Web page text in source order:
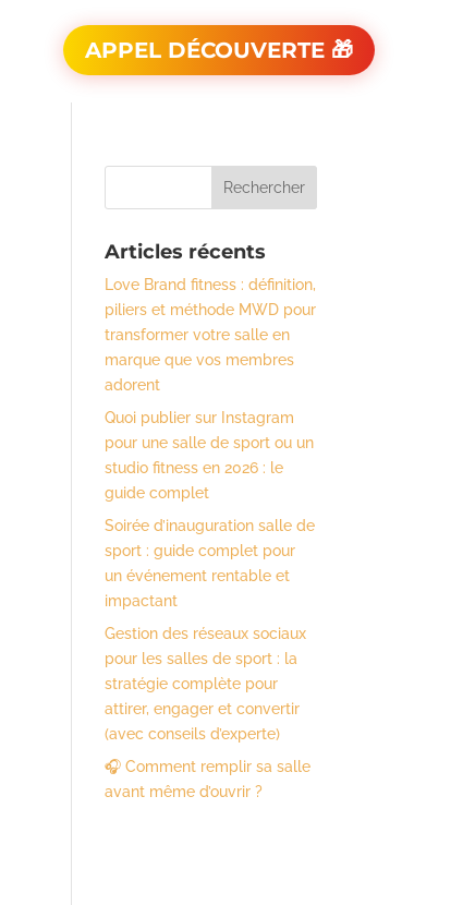
APPEL DÉCOUVERTE 🎁
Articles récents
Love Brand fitness : définition,
piliers et méthode MWD pour
transformer votre salle en
marque que vos membres
adorent
Quoi publier sur Instagram
pour une salle de sport ou un
studio fitness en 2026 : le
guide complet
Soirée d’inauguration salle de
sport : guide complet pour
un événement rentable et
impactant
Gestion des réseaux sociaux
pour les salles de sport : la
stratégie complète pour
attirer, engager et convertir
(avec conseils d’experte)
🎧 Comment remplir sa salle
avant même d’ouvrir ?